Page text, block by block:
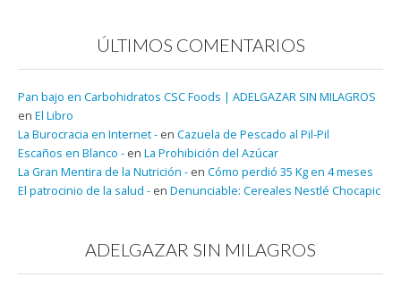
ÚLTIMOS COMENTARIOS
Pan bajo en Carbohidratos CSC Foods | ADELGAZAR SIN MILAGROS
en El Libro
La Burocracia en Internet - en Cazuela de Pescado al Pil-Pil
Escaños en Blanco - en La Prohibición del Azúcar
La Gran Mentira de la Nutrición - en Cómo perdió 35 Kg en 4 meses
El patrocinio de la salud - en Denunciable: Cereales Nestlé Chocapic
ADELGAZAR SIN MILAGROS